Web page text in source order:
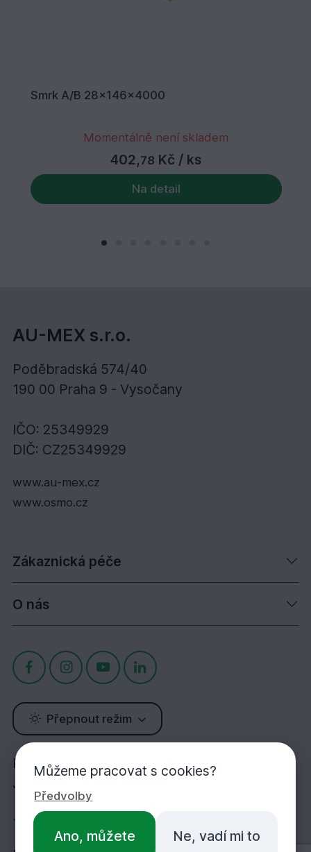
Smrk A/B 28x146x4000
Momentálně není skladem
402,78 Kč / ks
Na detail
AU-MEX s.r.o.
Poděbradská 574/40
190 00 Praha 9 - Vysočany
IČO: 25349929
DIČ: CZ25349929
www.au-mex.cz
www.osmo.cz
Zákaznická péče
O nás
Přepnout režim
Potřebujete poradit?
Jsme tu pro Vás!
+420 283 933 452
Můžeme pracovat s cookies?
Předvolby
Ano, můžete Ne, vadí mi to